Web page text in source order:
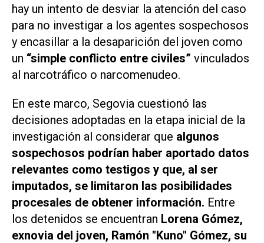
hay un intento de desviar la atención del caso
para no investigar a los agentes sospechosos
y encasillar a la desaparición del joven como
un “simple conflicto entre civiles” vinculados
al narcotráfico o narcomenudeo.
En este marco, Segovia cuestionó las
decisiones adoptadas en la etapa inicial de la
investigación al considerar que algunos
sospechosos podrían haber aportado datos
relevantes como testigos y que, al ser
imputados, se limitaron las posibilidades
procesales de obtener información. Entre
los detenidos se encuentran Lorena Gómez,
exnovia del joven, Ramón "Kuno" Gómez, su